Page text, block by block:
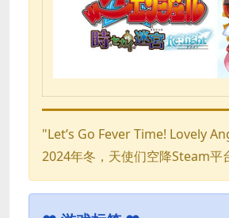
"Let’s Go Fever Time! Lovely
2024年冬，天使们空降Steam平